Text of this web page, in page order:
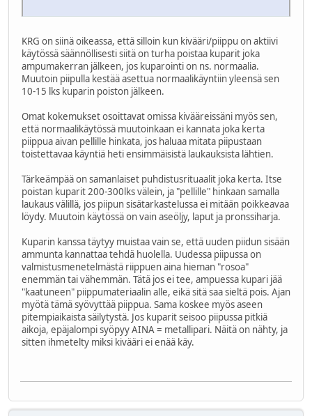
KRG on siinä oikeassa, että silloin kun kivääri/piippu on aktiivi
käytössä säännöllisesti siitä on turha poistaa kuparit joka
ampumakerran jälkeen, jos kuparointi on ns. normaalia.
Muutoin piipulla kestää asettua normaalikäyntiin yleensä sen
10-15 lks kuparin poiston jälkeen.
Omat kokemukset osoittavat omissa kivääreissäni myös sen,
että normaalikäytössä muutoinkaan ei kannata joka kerta
piippua aivan pellille hinkata, jos haluaa mitata piipustaan
toistettavaa käyntiä heti ensimmäisistä laukauksista lähtien.
Tärkeämpää on samanlaiset puhdistusrituaalit joka kerta. Itse
poistan kuparit 200-300lks välein, ja "pellille" hinkaan samalla
laukaus välillä, jos piipun sisätarkastelussa ei mitään poikkeavaa
löydy. Muutoin käytössä on vain aseöljy, laput ja pronssiharja.
Kuparin kanssa täytyy muistaa vain se, että uuden piidun sisään
ammunta kannattaa tehdä huolella. Uudessa piipussa on
valmistusmenetelmästä riippuen aina hieman "rosoa"
enemmän tai vähemmän. Tätä jos ei tee, ampuessa kupari jää
"kaatuneen" piippumateriaalin alle, eikä sitä saa sieltä pois. Ajan
myötä tämä syövyttää piippua. Sama koskee myös aseen
pitempiaikaista säilytystä. Jos kuparit seisoo piipussa pitkiä
aikoja, epäjalompi syöpyy AINA = metallipari. Näitä on nähty, ja
sitten ihmetelty miksi kivääri ei enää käy.